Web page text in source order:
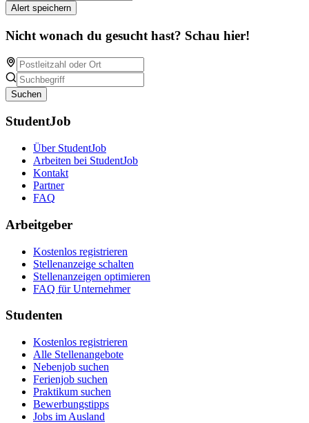
Alert speichern
Nicht wonach du gesucht hast? Schau hier!
Suchen
StudentJob
Über StudentJob
Arbeiten bei StudentJob
Kontakt
Partner
FAQ
Arbeitgeber
Kostenlos registrieren
Stellenanzeige schalten
Stellenanzeigen optimieren
FAQ für Unternehmer
Studenten
Kostenlos registrieren
Alle Stellenangebote
Nebenjob suchen
Ferienjob suchen
Praktikum suchen
Bewerbungstipps
Jobs im Ausland